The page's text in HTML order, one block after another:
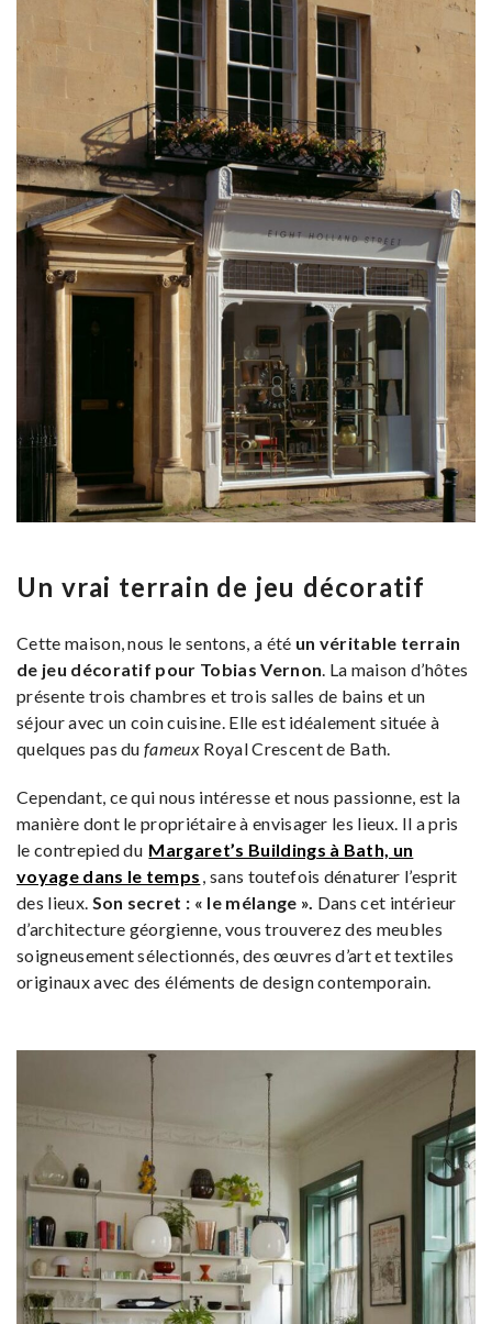
Un vrai terrain de jeu décoratif
Cette maison, nous le sentons, a été un véritable terrain
de jeu décoratif pour Tobias Vernon. La maison d’hôtes
présente trois chambres et trois salles de bains et un
séjour avec un coin cuisine. Elle est idéalement située à
quelques pas dufameux Royal Crescent de Bath.
Cependant, ce qui nous intéresse et nous passionne, est la
manière dont le propriétaire à envisager les lieux. Il a pris
le contrepied du Margaret’s Buildings à Bath, un
voyage dans le temps , sans toutefois dénaturer l’esprit
des lieux. Son secret : « le mélange ». Dans cet intérieur
d’architecture géorgienne, vous trouverez des meubles
soigneusement sélectionnés, des œuvres d’art et textiles
originaux avec des éléments de design contemporain.